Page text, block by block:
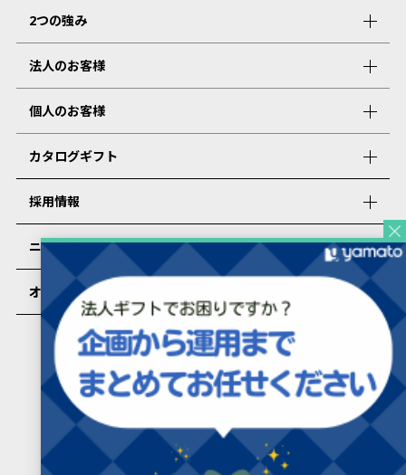
2つの強み
法人のお客様
個人のお客様
カタログギフト
採用情報
ニュース
オンラインショップ
PRESENTERS ROOMについて
カタログギフトを受け取った方向け